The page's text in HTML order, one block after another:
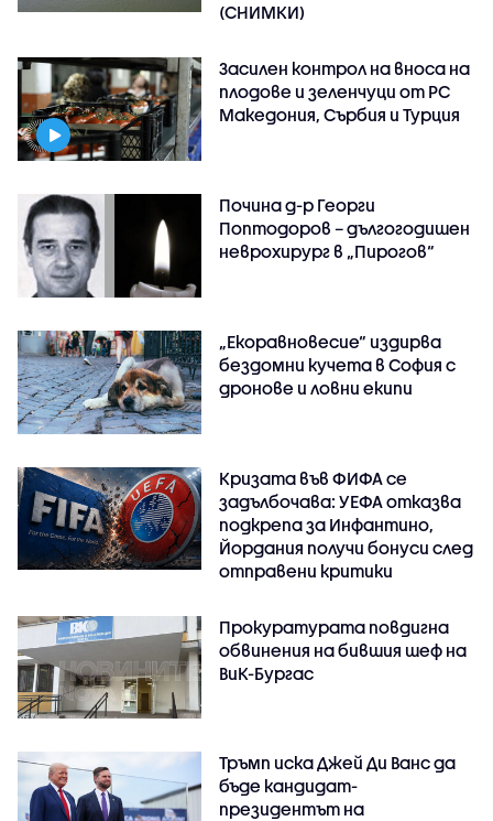
(СНИМКИ)
Засилен контрол на вноса на
плодове и зеленчуци от РС
Македония, Сърбия и Турция
Почина д-р Георги
Поптодоров – дългогодишен
неврохирург в „Пирогов“
„Екоравновесие“ издирва
бездомни кучета в София с
дронове и ловни екипи
Кризата във ФИФА се
задълбочава: УЕФА отказва
подкрепа за Инфантино,
Йордания получи бонуси след
отправени критики
Прокуратурата повдигна
обвинения на бившия шеф на
ВиК-Бургас
Тръмп иска Джей Ди Ванс да
бъде кандидат-
президентът на